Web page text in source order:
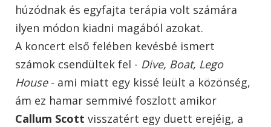
húzódnak és egyfajta terápia volt számára
ilyen módon kiadni magából azokat.
A koncert első felében kevésbé ismert
számok csendültek fel - Dive, Boat, Lego
House- ami miatt egy kissé leült a közönség,
ám ez hamar semmivé foszlott amikor
Callum Scott visszatért egy duett erejéig, a